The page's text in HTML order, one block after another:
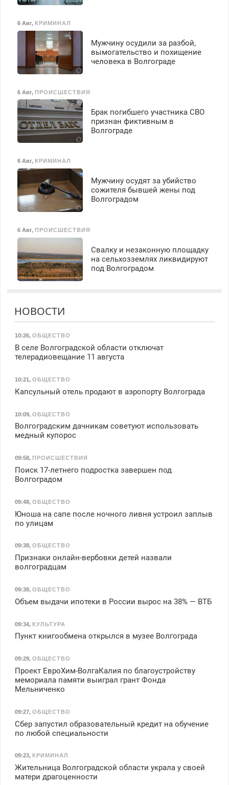
6 Авг, КРИМИНАЛ
Мужчину осудили за разбой,
вымогательство и похищение
человека в Волгограде
6 Авг, ПРОИСШЕСТВИЯ
Брак погибшего участника СВО
признан фиктивным в
Волгограде
6 Авг, КРИМИНАЛ
Мужчину осудят за убийство
сожителя бывшей жены под
Волгоградом
6 Авг, ПРОИСШЕСТВИЯ
Свалку и незаконную площадку
на сельхозземлях ликвидируют
под Волгоградом
НОВОСТИ
10:26, ОБЩЕСТВО
В селе Волгоградской области отключат
телерадиовещание 11 августа
10:21, ОБЩЕСТВО
Капсульный отель продают в аэропорту Волгограда
10:09, ОБЩЕСТВО
Волгоградским дачникам советуют использовать
медный купорос
09:58, ПРОИСШЕСТВИЯ
Поиск 17-летнего подростка завершен под
Волгоградом
09:48, ОБЩЕСТВО
Юноша на сапе после ночного ливня устроил заплыв
по улицам
09:38, ОБЩЕСТВО
Признаки онлайн-вербовки детей назвали
волгоградцам
09:38, ОБЩЕСТВО
Объем выдачи ипотеки в России вырос на 38% — ВТБ
09:34, КУЛЬТУРА
Пункт книгообмена открылся в музее Волгограда
09:29, ОБЩЕСТВО
Проект ЕвроХим-ВолгаКалия по благоустройству
мемориала памяти выиграл грант Фонда
Мельниченко
09:27, ОБЩЕСТВО
Сбер запустил образовательный кредит на обучение
по любой специальности
09:23, КРИМИНАЛ
Жительница Волгоградской области украла у своей
матери драгоценности